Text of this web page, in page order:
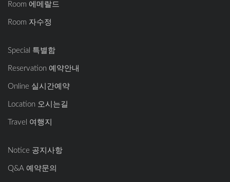
Room 에메랄드
Room 자수정
Special 특별함
Reservation 예약안내
Online 실시간예약
Location 오시는길
Travel 여행지
Notice 공지사항
Q&A 예약문의